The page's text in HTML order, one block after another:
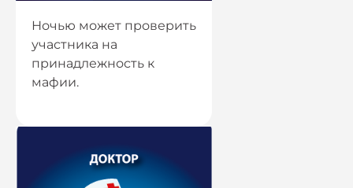
Ночью может проверить
участника на
принадлежность к
мафии.